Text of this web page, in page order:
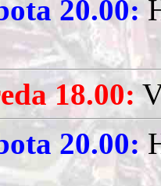
20.00:
18.00:
20.00: